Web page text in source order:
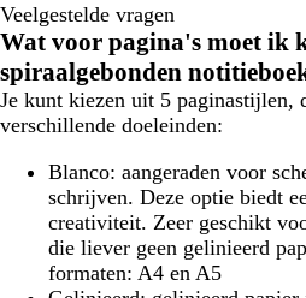
Veelgestelde vragen
Wat voor pagina's moet ik
spiraalgebonden
Je kunt kiezen uit 5 paginastijlen,
verschillende doeleinden:
Blanco: aangeraden voor
schrijven. Deze optie biedt
creativiteit. Zeer geschikt
die liever geen gelinieerd
formaten: A4 en A5